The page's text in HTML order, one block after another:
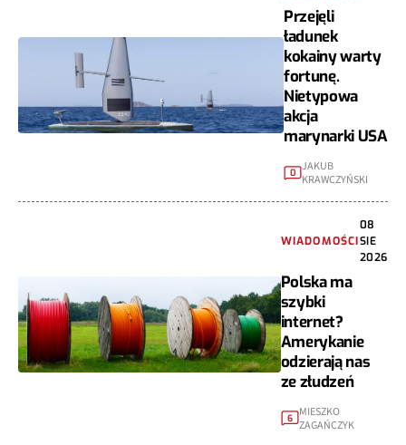
Przejęli
ładunek
kokainy warty
fortunę.
Nietypowa
akcja
marynarki USA
0 JAKUB
KRAWCZYŃSKI
WIADOMOŚCI
08
SIE
2026
Polska ma
szybki
internet?
Amerykanie
odzierają nas
ze złudzeń
6 MIESZKO
ZAGAŃCZYK